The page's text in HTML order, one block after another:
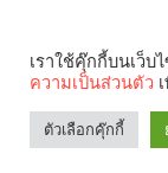
เราใช้คุ๊กกี้บนเว็
ความเป็นส่วนตัว
ตัวเลือกคุ๊กกี้